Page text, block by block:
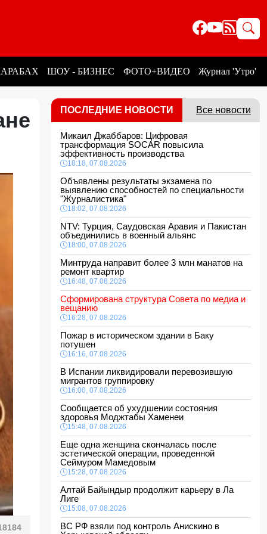
ШОУ - БИЗНЕС ФОТО+ВИДЕО Журнал 'Утро'
ПОСЛЕДНИЕ НОВОСТИ Все новости
Микаил Джаббаров: Цифровая
трансформация SOCAR повысила
эффективность производства
18:18, 07.08.2026
Объявлены результаты экзамена по
выявлению способностей по специальности
"Журналистика"
18:02, 07.08.2026
NTV: Турция, Саудовская Аравия и Пакистан
объединились в военный альянс
18:00, 07.08.2026
Минтруда направит более 3 млн манатов на
ремонт квартир
16:48, 07.08.2026
Сформирована структура Совета по медиа и
вещанию
16:28, 07.08.2026
Пожар в историческом здании в Баку
потушен
16:16, 07.08.2026
В Испании ликвидировали перевозившую
мигрантов группировку
16:00, 07.08.2026
Сообщается об ухудшении состояния
здоровья Моджтабы Хаменеи
15:48, 07.08.2026
Еще одна женщина скончалась после
эстетической операции, проведенной
Сеймуром Мамедовым
15:28, 07.08.2026
Алтай Байындыр продолжит карьеру в Ла
Лиге
15:08, 07.08.2026
ВС РФ взяли под контроль Анискино в